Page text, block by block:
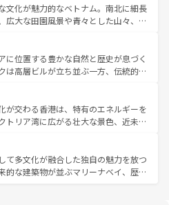
る。 なお、新着の台湾情報は コンテンツ一覧を参
ムチや焼肉、絶品のストリートフード
国料理が待っている。夜には、韓国な
ら、韓国の多彩な魅力を心ゆくまで味
わってみてほしい。 なお、新着の韓国情報はコンテンツ一
。
文化が魅力的なベトナム。南北に細長
広大な田園風景や青々とした山々、世
統が息づく。ハノイの古い町並みやホ
ス統治時代の建物も、独特の雰囲気を
た、バラエティの豊かさとおいしさで
ンミー、ベトナムコーヒーなどは、ぜ
。どの地域を訪れてもあたたかい人々
れるので、きっと忘れられない旅にな
に位置する豊かな自然と歴史が息づく
は高層ビルが立ち並ぶ一方、伝統的な
る。北部ではチェンマイなどの山岳地
、南部ではプーケットやクラビの美し
気分を楽しむことができる。タイ料理
中温暖で、どの季節にも異なる楽しみ
みやすいタイの人々、仏教を中心とし
な観光資源が、訪れる旅人を魅了し続
が交わる香港は、特有のエネルギーを
トリア湾に広がる壮大な景色、近未来
感動するはず。観光スポットが密集し
どころを回れるのも魅力。息をのむよ
な体験まで、香港を存分に楽しみ尽く
て多文化が融合した独自の魅力を放つ
的な建築物が並ぶマリーナベイ、歴史